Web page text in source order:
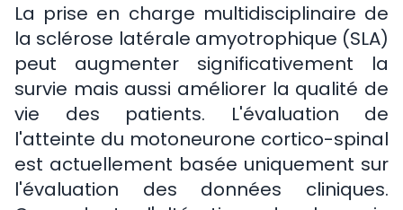
La prise en charge multidisciplinaire de
la sclérose latérale amyotrophique (SLA)
peut augmenter significativement la
survie mais aussi améliorer la qualité de
vie des patients. L'évaluation de
l'atteinte du motoneurone cortico-spinal
est actuellement basée uniquement sur
l'évaluation des données cliniques.